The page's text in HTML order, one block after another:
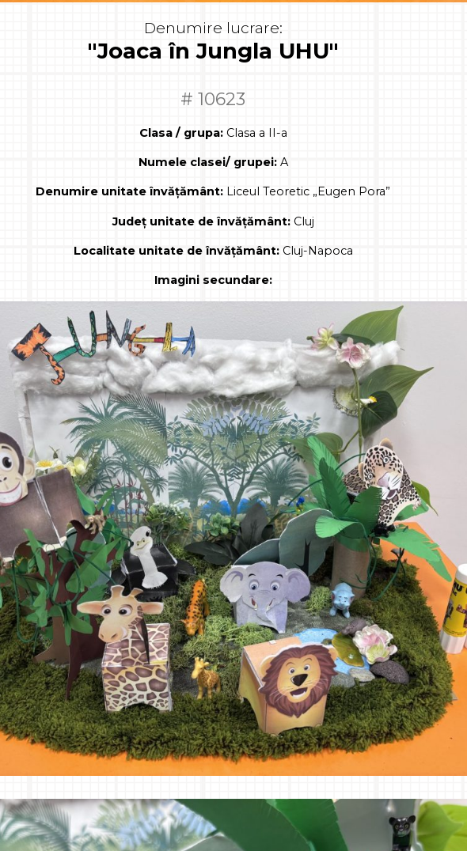
Denumire lucrare:
"Joaca în Jungla UHU"
# 10623
Clasa / grupa:Clasa a II-a
Numele clasei/ grupei:A
Denumire unitate învățământ: Liceul Teoretic „Eugen Pora”
Județ unitate de învățământ:Cluj
Localitate unitate de învățământ:Cluj-Napoca
Imagini secundare: